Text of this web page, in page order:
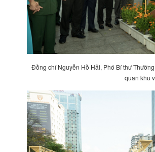
Đồng chí Nguyễn Hồ Hải, Phó Bí thư
quan khu